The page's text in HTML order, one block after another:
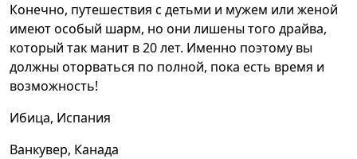
Конечно, путешествия с детьми и мужем или женой
имеют особый шарм, но они лишены того драйва,
который так манит в 20 лет. Именно поэтому вы
должны оторваться по полной, пока есть время и
возможность!
Ибица, Испания
Ванкувер, Канада